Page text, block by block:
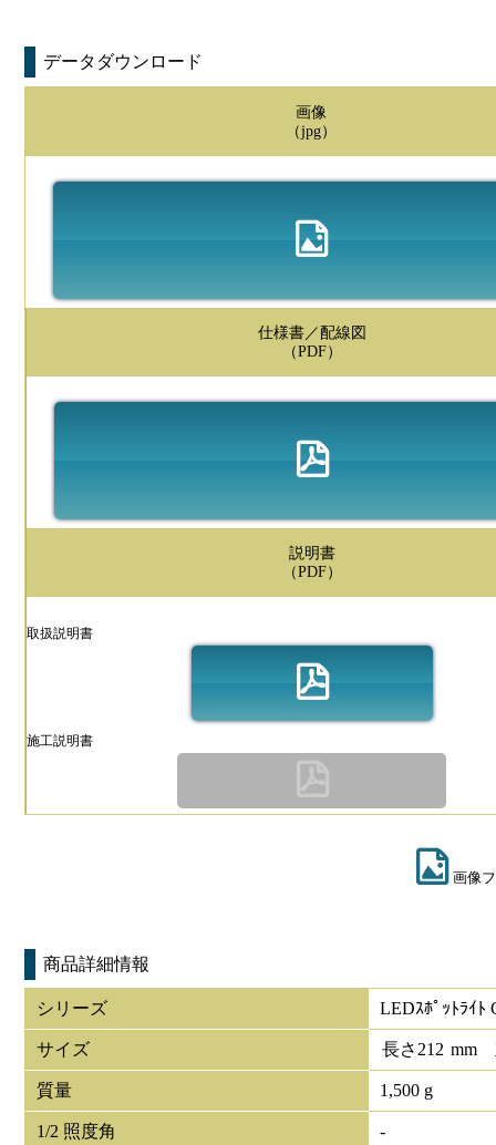
データダウンロード
画像
（jpg）
仕様書／配線図
（PDF）
説明書
（PDF）
取扱説明書
施工説明書
画像
商品詳細情報
シリーズ LEDｽﾎﾟｯﾄﾗｲﾄ
サイズ 長さ 212 mm
質量 1,500 g
1/2 照度角 -